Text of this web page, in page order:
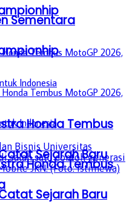
Honda Tembus
Sejarah Baru
Sementara
Honda Tembus
Sejarah Baru
Bisnis Universitas
salah satu contoh generasi
JKN. (Foto: Istimewa)